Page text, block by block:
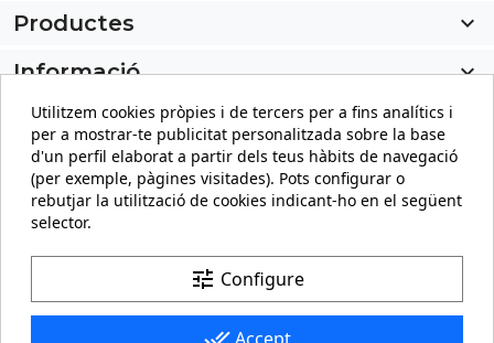
Productes

Informació

El meu compte
Informació sobre la botiga
keyboard_arrow_down
Utilitzem cookies pròpies i de tercers per a fins analítics i
per a mostrar-te publicitat personalitzada sobre la base
d'un perfil elaborat a partir dels teus hàbits de navegació
(per exemple, pàgines visitades). Pots configurar o
rebutjar la utilització de cookies indicant-ho en el següent
selector.
tune Configure